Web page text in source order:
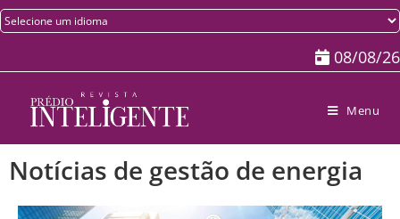
08/08/26
Menu
Notícias de gestão de energia